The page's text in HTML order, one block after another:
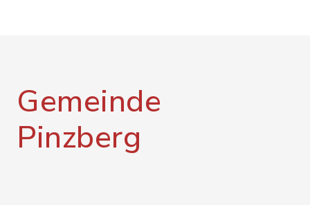
Gemeinde
Pinzberg